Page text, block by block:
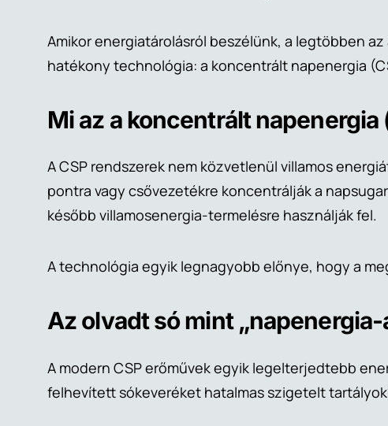
Amikor energiatárolásról beszélünk, a legtöbben
hatékony technológia: a koncentrált napenergia
Mi az a koncentrált napenergia
A CSP rendszerek nem közvetlenül villamos
pontra vagy csővezetékre koncentrálják a
később villamosenergia-termelésre használják fel.
A technológia egyik legnagyobb előnye, hogy a
Az olvadt só mint
A modern CSP erőművek egyik legelterjedtebb
felhevített sókeveréket hatalmas szigetelt